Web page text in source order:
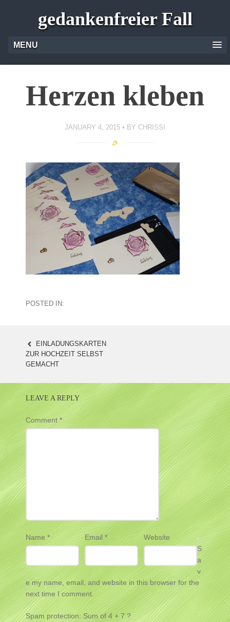
gedankenfreier Fall
MENU
Herzen kleben
JANUARY 4, 2015 BY CHRISSI
POSTED IN:
POST
NAVIGATION
EINLADUNGSKARTEN
ZUR HOCHZEIT SELBST
GEMACHT
LEAVE A REPLY
Comment*
Name * Email *
Website
S
a
v
e my name, email, and website in this browser for the
next time I comment.
Spam protection: Sum of 4 + 7 ?